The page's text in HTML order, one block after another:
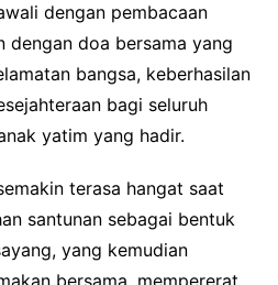
dengan pembacaan
dengan doa bersama yang
bangsa, keberhasilan
bagi seluruh
yatim yang hadir.
terasa hangat saat
santunan sebagai bentuk
yang kemudian